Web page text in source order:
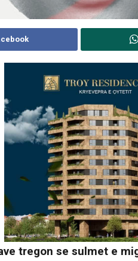
tregon se sulmet e